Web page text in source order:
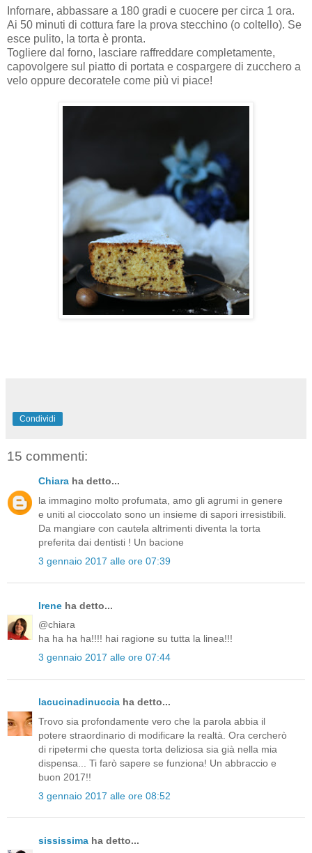
Infornare, abbassare a 180 gradi e cuocere per circa 1 ora.
Ai 50 minuti di cottura fare la prova stecchino (o coltello). Se
esce pulito, la torta è pronta.
Togliere dal forno, lasciare raffreddare completamente,
capovolgere sul piatto di portata e cospargere di zucchero a
velo oppure decoratele come più vi piace!
Condividi
15 commenti:
Chiara ha detto...
la immagino molto profumata, amo gli agrumi in genere
e uniti al cioccolato sono un insieme di sapori irresistibili.
Da mangiare con cautela altrimenti diventa la torta
preferita dai dentisti ! Un bacione
3 gennaio 2017 alle ore 07:39
Irene ha detto...
@chiara
ha ha ha ha!!!! hai ragione su tutta la linea!!!
3 gennaio 2017 alle ore 07:44
lacucinadinuccia ha detto...
Trovo sia profondamente vero che la parola abbia il
potere straordinario di modificare la realtà. Ora cercherò
di ripetermi che questa torta deliziosa sia già nella mia
dispensa... Ti farò sapere se funziona! Un abbraccio e
buon 2017!!
3 gennaio 2017 alle ore 08:52
sississima ha detto...